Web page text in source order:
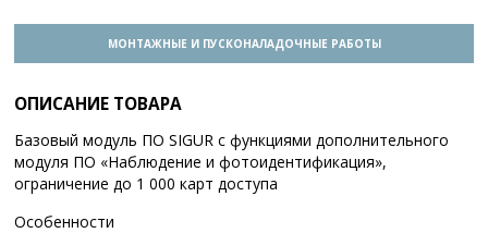
МОНТАЖНЫЕ И ПУСКОНАЛАДОЧНЫЕ РАБОТЫ
ОПИСАНИЕ ТОВАРА
Базовый модуль ПО SIGUR с функциями дополнительного
модуля ПО «Наблюдение и фотоидентификация»,
ограничение до 1 000 карт доступа
Особенности